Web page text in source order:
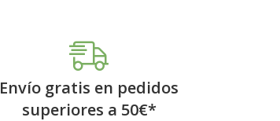
Envío gratis en pedidos
superiores a 50€*